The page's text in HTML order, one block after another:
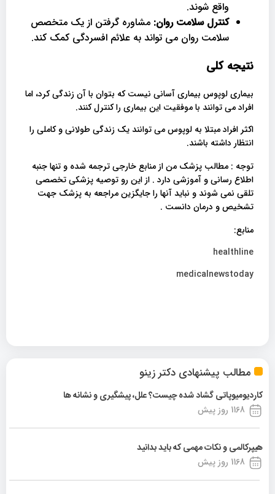
مطالب پیشنهادی دکتر زینو
کاردیومیوپاتی گشاد شده چیست؟ علل، پیشگیری و نشانه ها
1168 روز پیش
هیپرکالمی و نکات مهمی که باید بدانید
1168 روز پیش
واقع شوند.
کنترل سلامت روان: مشاوره گرفتن از یک متخصص
سلامت روان می تواند به علائم افسردگی کمک کند.
نتیجه کلی
بیماری لوپوس بیماری آسانی نیست که بتوان با آن زندگی کرد، اما
افراد می توانند با موفقیت این بیماری را کنترل کنند.
اکثر افراد مبتلا به لوپوس می توانند یک زندگی طولانی و کاملی را
انتظار داشته باشند.
توجه : مطالب پزشک من از منابع خارجی ترجمه شده و تنها جنبه
اطلاع رسانی و آموزشی دارد . از این رو توصیه پزشکی تخصصی
تلقی نمی شوند و نباید آنها را جایگزین مراجعه به پزشک جهت
تشخیص و درمان دانست .
منابع:
healthline
medicalnewstoday